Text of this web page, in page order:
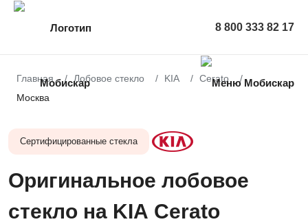
8 800 333 82 17
Главная Лобовое стекло KIA
Cerato
Москва
Сертифицированные стекла
Оригинальное лобовое
стекло на KIA Cerato